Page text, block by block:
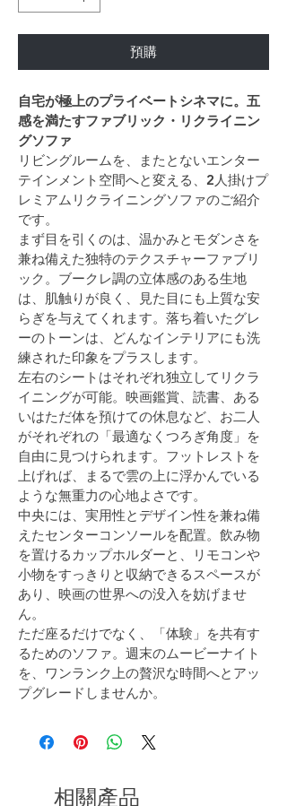
預購
自宅が極上のプライベートシネマに。五
感を満たすファブリック・リクライニン
グソファ
リビングルームを、またとないエンター
テインメント空間へと変える、2人掛けプ
レミアムリクライニングソファのご紹介
です。
まず目を引くのは、温かみとモダンさを
兼ね備えた独特のテクスチャーファブリ
ック。ブークレ調の立体感のある生地
は、肌触りが良く、見た目にも上質な安
らぎを与えてくれます。落ち着いたグレ
ーのトーンは、どんなインテリアにも洗
練された印象をプラスします。
左右のシートはそれぞれ独立してリクラ
イニングが可能。映画鑑賞、読書、ある
いはただ体を預けての休息など、お二人
がそれぞれの「最適なくつろぎ角度」を
自由に見つけられます。フットレストを
上げれば、まるで雲の上に浮かんでいる
ような無重力の心地よさです。
中央には、実用性とデザイン性を兼ね備
えたセンターコンソールを配置。飲み物
を置けるカップホルダーと、リモコンや
小物をすっきりと収納できるスペースが
あり、映画の世界への没入を妨げませ
ん。
ただ座るだけでなく、「体験」を共有す
るためのソファ。週末のムービーナイト
を、ワンランク上の贅沢な時間へとアッ
プグレードしませんか。
相關產品